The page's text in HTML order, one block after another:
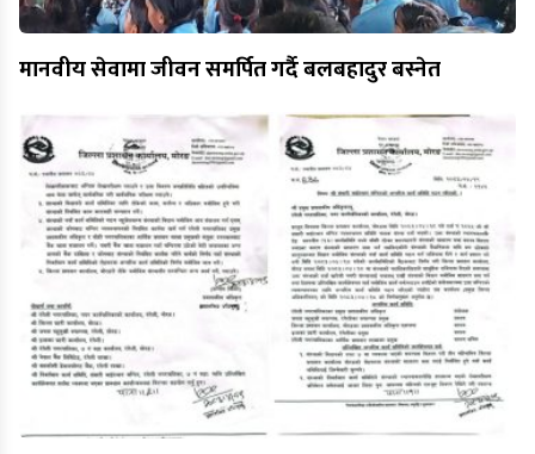
मानवीय सेवामा जीवन समर्पित गर्दै बलबहादुर बस्नेत